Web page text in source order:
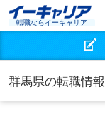
転職ならイーキャリア
群馬県の転職情報